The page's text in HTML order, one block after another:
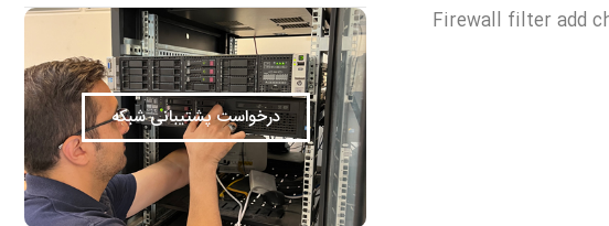
Firewall filter add
درخواست پشتیبانی شبکه